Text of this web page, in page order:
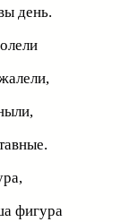
день.
фигура